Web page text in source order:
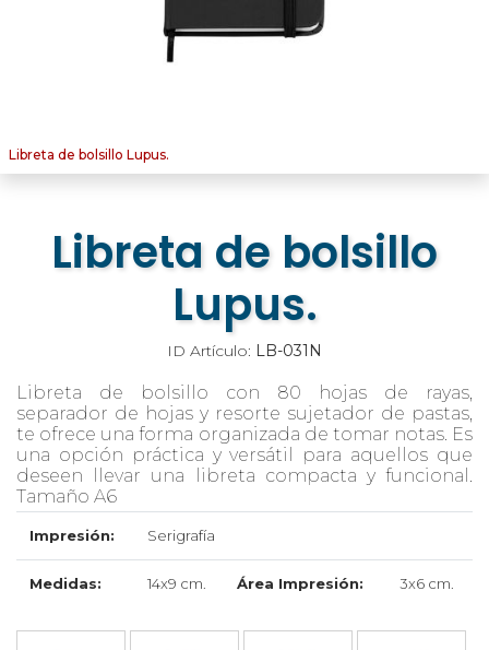
Libreta de bolsillo Lupus.
Libreta de bolsillo
Lupus.
ID Artículo: LB-031N
Libreta de bolsillo con 80 hojas de rayas,
separador de hojas y resorte sujetador de pastas,
te ofrece una forma organizada de tomar notas. Es
una opción práctica y versátil para aquellos que
deseen llevar una libreta compacta y funcional.
Tamaño A6
Impresión: Serigrafía
Medidas: 14x9 cm. Área Impresión: 3x6 cm.